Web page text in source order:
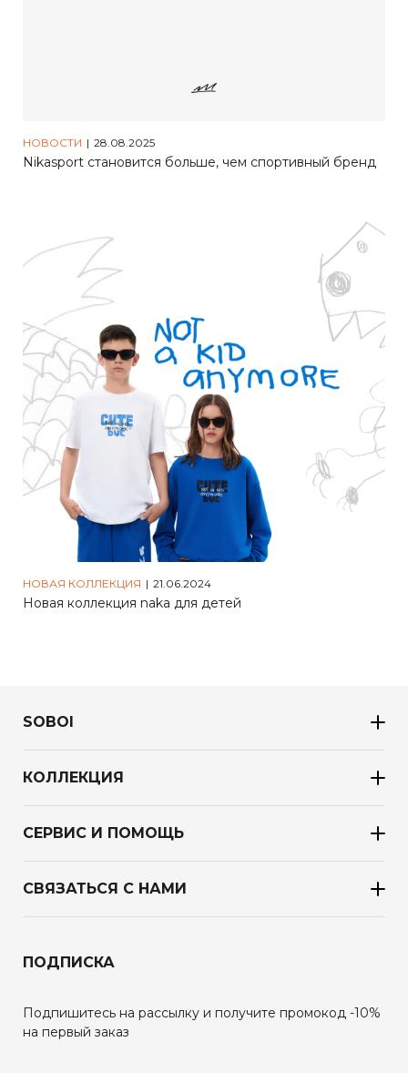
НОВОСТИ | 28.08.2025
Nikasport становится больше, чем спортивный бренд
НОВАЯ КОЛЛЕКЦИЯ | 21.06.2024
Новая коллекция naka для детей
SOBOI
КОЛЛЕКЦИЯ
СЕРВИС И ПОМОЩЬ
СВЯЗАТЬСЯ С НАМИ
ПОДПИСКА
Подпишитесь на рассылку и получите промокод -10%
на первый заказ